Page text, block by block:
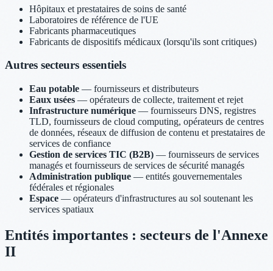
Hôpitaux et prestataires de soins de santé
Laboratoires de référence de l'UE
Fabricants pharmaceutiques
Fabricants de dispositifs médicaux (lorsqu'ils sont critiques)
Autres secteurs essentiels
Eau potable — fournisseurs et distributeurs
Eaux usées — opérateurs de collecte, traitement et rejet
Infrastructure numérique — fournisseurs DNS, registres
TLD, fournisseurs de cloud computing, opérateurs de centres
de données, réseaux de diffusion de contenu et prestataires de
services de confiance
Gestion de services TIC (B2B) — fournisseurs de services
managés et fournisseurs de services de sécurité managés
Administration publique — entités gouvernementales
fédérales et régionales
Espace — opérateurs d'infrastructures au sol soutenant les
services spatiaux
Entités importantes : secteurs de l'Annexe
II